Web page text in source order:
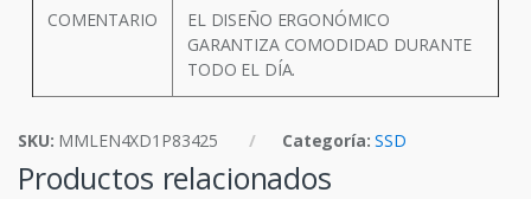
COMENTARIO
EL DISEÑO ERGONÓMICO
GARANTIZA COMODIDAD DURANTE
TODO EL DÍA.
SKU: MMLEN4XD1P83425 Categoría:SSD
Productos relacionados